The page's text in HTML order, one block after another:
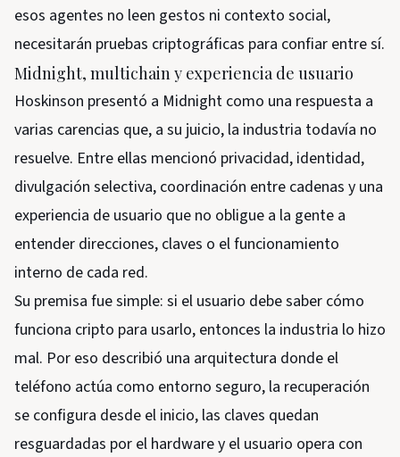
esos agentes no leen gestos ni contexto social,
necesitarán pruebas criptográficas para confiar entre sí.
Midnight, multichain y experiencia de usuario
Hoskinson presentó a Midnight como una respuesta a
varias carencias que, a su juicio, la industria todavía no
resuelve. Entre ellas mencionó privacidad, identidad,
divulgación selectiva, coordinación entre cadenas y una
experiencia de usuario que no obligue a la gente a
entender direcciones, claves o el funcionamiento
interno de cada red.
Su premisa fue simple: si el usuario debe saber cómo
funciona cripto para usarlo, entonces la industria lo hizo
mal. Por eso describió una arquitectura donde el
teléfono actúa como entorno seguro, la recuperación
se configura desde el inicio, las claves quedan
resguardadas por el hardware y el usuario opera con